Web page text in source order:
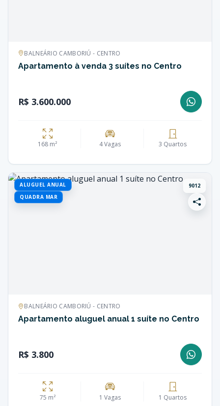
BALNEÁRIO CAMBORIÚ - CENTRO
Apartamento à venda 3 suítes no Centro
R$ 3.600.000
168 m² 4 Vagas 3 Quartos
ALUGUEL ANUAL
QUADRA MAR
9012
BALNEÁRIO CAMBORIÚ - CENTRO
Apartamento aluguel anual 1 suíte no Centro
R$ 3.800
75 m² 1 Vagas 1 Quartos